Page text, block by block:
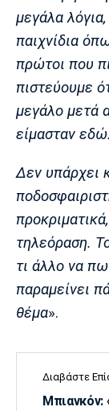
μεγάλα
παιχνίδια
πρώτοι που
πιστεύουμε
μεγάλο μετά
είμασταν εδώ.
Δεν υπάρχει
τηλεόραση.
τι άλλο να
παραμείνει
θέμα».
Διαβάστε
Μπιανκόν: